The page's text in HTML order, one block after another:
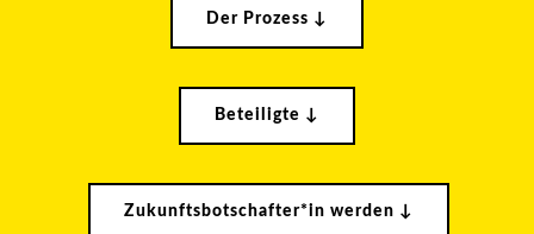
Der Prozess ↓
Beteiligte ↓
Zukunftsbotschafter*in werden ↓